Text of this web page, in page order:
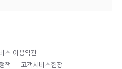
스 이용약관
책 고객서비스헌장